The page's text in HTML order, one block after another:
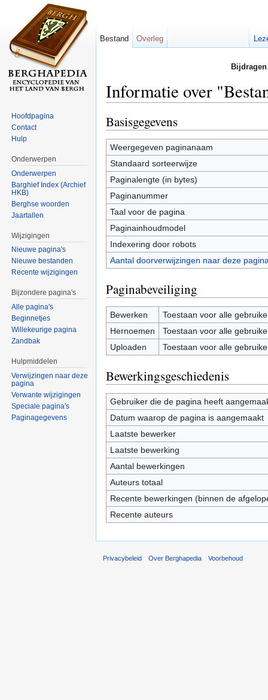
Informatie over
Basisgegevens
Weergegeven paginanaam
Standaard sorteerwijze
Paginalengte (in bytes)
Paginanummer
Taal voor de pagina
Paginainhoudmodel
Indexering door robots
Aantal doorverwijzingen naar deze
Paginabeveiliging
Bewerken
Toestaan voor alle
Hernoemen
Toestaan voor alle
Uploaden
Toestaan voor alle
Bewerkingsgeschiedenis
Gebruiker die de pagina heeft
Datum waarop de pagina is aangemaakt
Laatste bewerker
Laatste bewerking
Aantal bewerkingen
Auteurs totaal
Recente bewerkingen (binnen de
Recente auteurs
Bestand Overleg
Hoofdpagina
Contact
Hulp
Onderwerpen
Onderwerpen
Barghief Index (Archief
HKB)
Berghse woorden
Jaartallen
Wijzigingen
Nieuwe pagina's
Nieuwe bestanden
Recente wijzigingen
Bijzondere pagina's
Alle pagina's
Beginnetjes
Willekeurige pagina
Zandbak
Hulpmiddelen
Verwijzingen naar deze
pagina
Verwante wijzigingen
Speciale pagina's
Paginagegevens
Privacybeleid Over Berghapedia Voorbehoud